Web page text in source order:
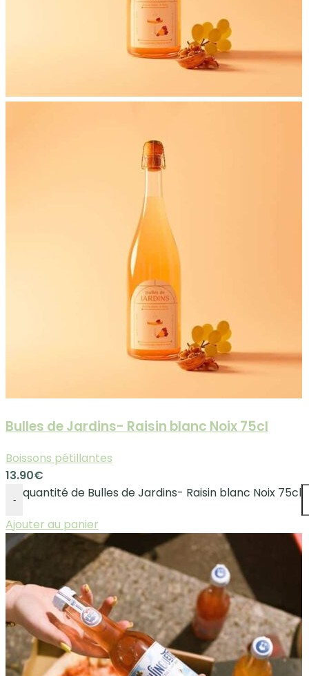
Bulles de Jardins- Raisin blanc Noix 75cl
Boissons pétillantes
13.90€
-
quantité de Bulles de Jardins- Raisin blanc Noix 75cl
Ajouter au panier